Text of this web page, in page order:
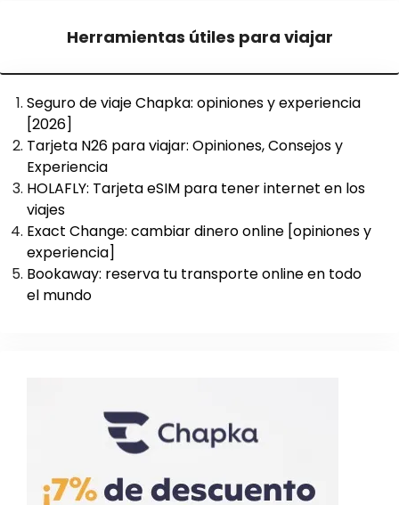
Herramientas útiles para viajar
Seguro de viaje Chapka: opiniones y experiencia
[2026]
Tarjeta N26 para viajar: Opiniones, Consejos y
Experiencia
HOLAFLY: Tarjeta eSIM para tener internet en los
viajes
Exact Change: cambiar dinero online [opiniones y
experiencia]
Bookaway: reserva tu transporte online en todo
el mundo